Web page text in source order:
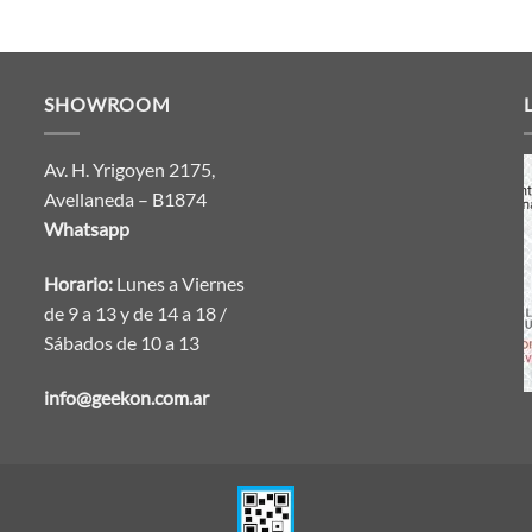
SHOWROOM
Av. H. Yrigoyen 2175,
Avellaneda – B1874
Whatsapp
Horario: Lunes a Viernes
de 9 a 13 y de 14 a 18 /
Sábados de 10 a 13
info@geekon.com.ar